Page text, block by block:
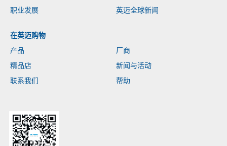
职业发展
英迈全球新闻
在英迈购物
产品
厂商
精品店
新闻与活动
联系我们
帮助